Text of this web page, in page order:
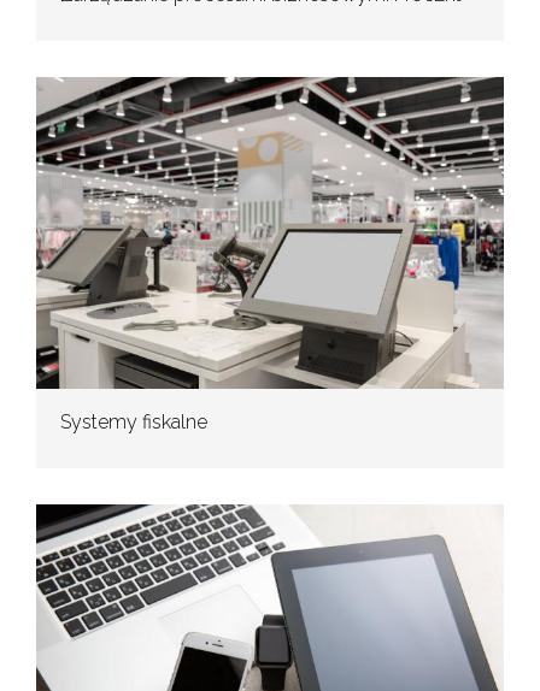
Systemy fiskalne